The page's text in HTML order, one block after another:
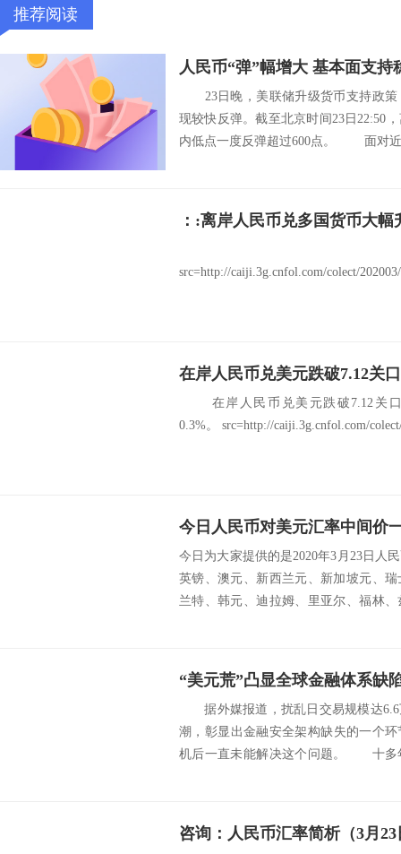
推荐阅读
人民币“弹”幅增大 基本面支持
23日晚，美联储升级货币支持政策
现较快反弹。截至北京时间23日22:50
内低点一度反弹超过600点。 面对近
src=http://caiji.3g.cnfol.com/colect/
在岸人民币兑美元跌破7.12关口
在岸人民币兑美元跌破7.12关口
0.3%。 src=http://caiji.3g.cnfol.com/
今日人民币对美元汇率中间价
今日为大家提供的是2020年3月23日人
英镑、澳元、新西兰元、新加坡元、
兰特、韩元、迪拉姆、里亚尔、福林
据外媒报道，扰乱日交易规模达6.6
潮，彰显出金融安全架构缺失的一个
机后一直未能解决这个问题。 十多
咨询：人民币汇率简析（3月23